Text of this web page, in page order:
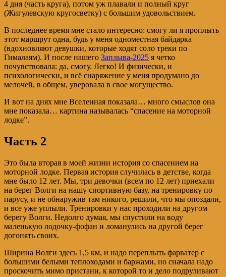
4 дня (часть круга), потом уж плавали и полный круг
(Жигулевскую кругосветку) с большим удовольствием.
В последнее время мне стало интересно: смогу ли я проплыть
этот маршрут одна, будь у меня одноместная байдарка
(вдохновляют девушки, которые ходят соло треки по
Гималаям). И после нашего Заплыва-2025 я четко
почувствовала: да, смогу. Легко! И физически, и
психологически, и всё снаряжение у меня продумано до
мелочей, в общем, уверовала в свое могущество.
И вот на днях мне Вселенная показала… много смыслов она
мне показала… картина называлась “спасение на моторной
лодке”.
Часть 2
Это была вторая в моей жизни история со спасением на
моторной лодке. Первая история случилась в детстве, когда
мне было 12 лет. Мы, три девочки (всем по 12 лет) приехали
на берег Волги на нашу спортивную базу, на тренировку по
парусу, и не обнаружив там никого, решили, что мы опоздали,
и все уже уплыли. Тренировки у нас проходили на другом
берегу Волги. Недолго думая, мы спустили на воду
маленькую лодочку-фофан и ломанулись на другой берег
догонять своих.
Ширина Волги здесь 1,5 км, и надо переплыть фарватер с
большими белыми теплоходами и баржами, но сначала надо
проскочить мимо пристани, к которой то и дело подруливают